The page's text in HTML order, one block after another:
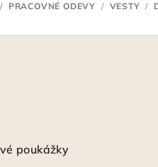
/ PRACOVNÉ ODEVY / VESTY /
poukážky